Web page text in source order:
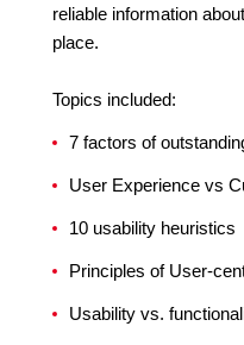
reliable information
place.
Topics included:
7 factors of
User Experience vs
10 usability heuristics
Principles of User-
Usability vs.